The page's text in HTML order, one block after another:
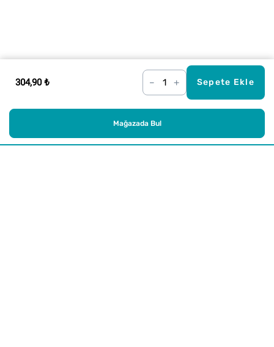
304,90 ₺ – + Sepete Ekle
Mağazada Bul